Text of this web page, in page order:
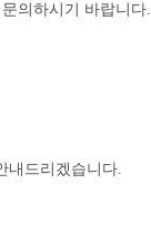
의하시기 바랍니다.
내드리겠습니다.